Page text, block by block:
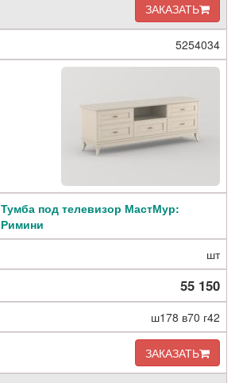
ЗАКАЗАТЬ
5254034
Тумба под телевизор МастМур:
Римини
шт
55 150
ш178 в70 г42
ЗАКАЗАТЬ